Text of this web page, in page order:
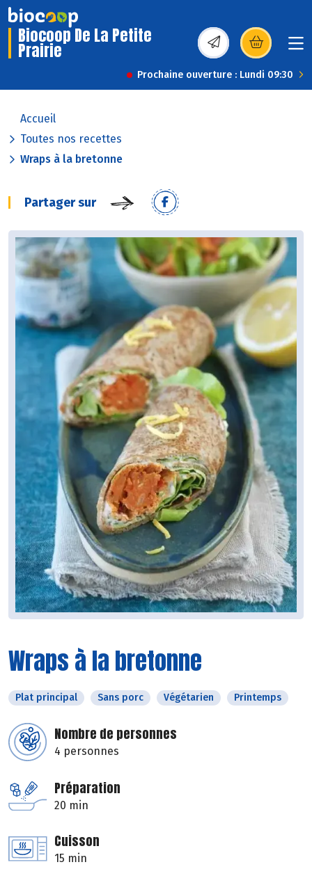
Biocoop De La Petite
Prairie (s’ouvre dans une
Prochaine ouverture : Lundi 09:30
Accueil
Toutes nos recettes
Wraps à la bretonne
Partager sur
Wraps à la bretonne
Plat principal Sans porc Végétarien Printemps
Nombre de personnes
4 personnes
Préparation
20 min
Cuisson
15 min